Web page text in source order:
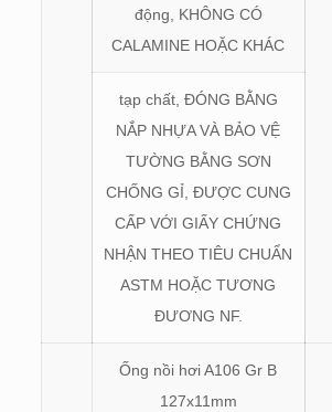
động, KHÔNG CÓ
CALAMINE HOẶC KHÁC
tạp chất, ĐÓNG BẰNG
NẮP NHỰA VÀ BẢO VỆ
TƯỜNG BẰNG SƠN
CHỐNG GỈ, ĐƯỢC CUNG
CẤP VỚI GIẤY CHỨNG
NHẬN THEO TIÊU CHUẨN
ASTM HOẶC TƯƠNG
ĐƯƠNG NF.
Ống nồi hơi A106 Gr B
127x11mm